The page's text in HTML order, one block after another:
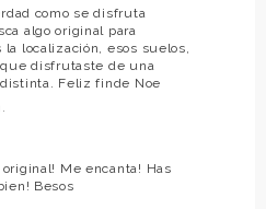
como se disfruta
algo original para
la localización, esos suelos,
disfrutaste de una
Feliz finde Noe
Me encanta! Has
Besos